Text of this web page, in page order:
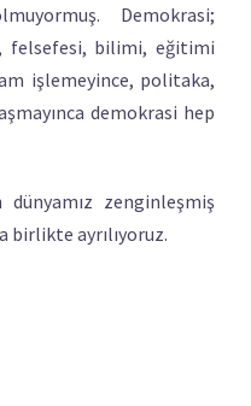
Demokrasi;
felsefesi, bilimi, eğitimi
işlemeyince, politaka,
demokrasi hep
dünyamız zenginleşmiş
birlikte ayrılıyoruz.